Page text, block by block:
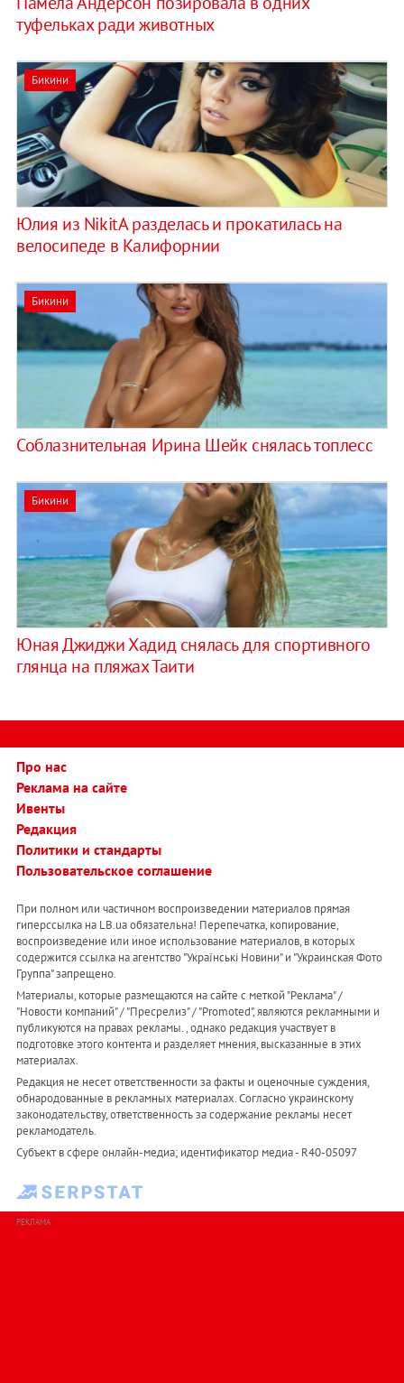
туфельках ради животных
Бикини
Юлия из NikitA разделась и прокатилась на
велосипеде в Калифорнии
Бикини
Соблазнительная Ирина Шейк снялась топлесс
Бикини
Юная Джиджи Хадид снялась для спортивного
глянца на пляжах Таити
Про нас
Реклама на сайте
Ивенты
Редакция
Политики и стандарты
Пользовательское соглашение
При полном или частичном воспроизведении материалов прямая
гиперссылка на LB.ua обязательна! Перепечатка, копирование,
воспроизведение или иное использование материалов, в которых
содержится ссылка на агентство "Українськi Новини" и "Украинская Фото
Группа" запрещено.
Материалы, которые размещаются на сайте с меткой "Реклама" /
"Новости компаний" / "Пресрелиз" / "Promoted", являются рекламными и
публикуются на правах рекламы. , однако редакция участвует в
подготовке этого контента и разделяет мнения, высказанные в этих
материалах.
Редакция не несет ответственности за факты и оценочные суждения,
обнародованные в рекламных материалах. Согласно украинскому
законодательству, ответственность за содержание рекламы несет
рекламодатель.
Субъект в сфере онлайн-медиа; идентификатор медиа - R40-05097
РЕКЛАМА